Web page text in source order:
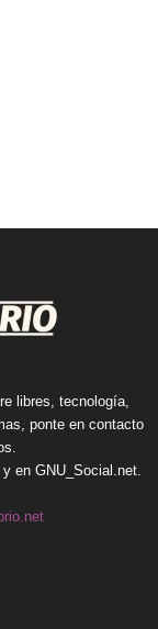
libres, tecnología,
ponte en contacto
y en GNU_Social.net.